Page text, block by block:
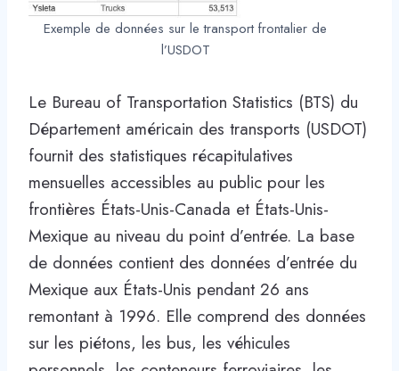
Exemple de données sur le transport frontalier de
l’USDOT
Le Bureau of Transportation Statistics (BTS) du
Département américain des transports (USDOT)
fournit des statistiques récapitulatives
mensuelles accessibles au public pour les
frontières États-Unis-Canada et États-Unis-
Mexique au niveau du point d’entrée. La base
de données contient des données d’entrée du
Mexique aux États-Unis pendant 26 ans
remontant à 1996. Elle comprend des données
sur les piétons, les bus, les véhicules